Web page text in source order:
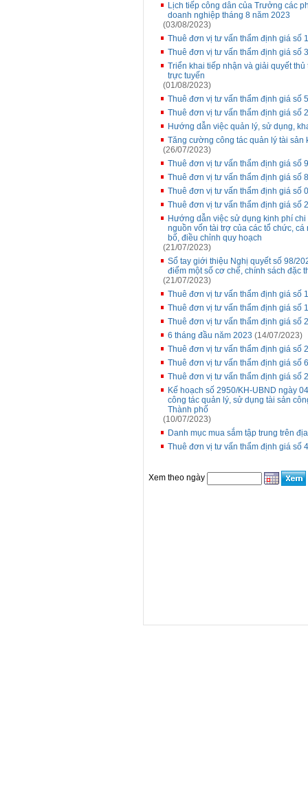
Lịch tiếp công dân của Trưởng các
doanh nghiệp tháng 8 năm 2023
(03/08/2023)
Thuê đơn vị tư vấn thẩm định giá số
Thuê đơn vị tư vấn thẩm định giá số
Triển khai tiếp nhận và giải quyết
trực tuyến
(01/08/2023)
Thuê đơn vị tư vấn thẩm định giá số
Thuê đơn vị tư vấn thẩm định giá số
Hướng dẫn việc quản lý, sử dụng,
Tăng cường công tác quản lý tài
(26/07/2023)
Thuê đơn vị tư vấn thẩm định giá số
Thuê đơn vị tư vấn thẩm định giá số
Thuê đơn vị tư vấn thẩm định giá số
Thuê đơn vị tư vấn thẩm định giá số
Hướng dẫn việc sử dụng kinh phí
nguồn vốn tài trợ của các tổ chức,
bố, điều chỉnh quy hoạch
(21/07/2023)
Sổ tay giới thiệu Nghị quyết số 98/
điểm một số cơ chế, chính sách đặc
(21/07/2023)
Thuê đơn vị tư vấn thẩm định giá số
Thuê đơn vị tư vấn thẩm định giá số
Thuê đơn vị tư vấn thẩm định giá số
6 tháng đầu năm 2023 (14/07/2023)
Thuê đơn vị tư vấn thẩm định giá số
Thuê đơn vị tư vấn thẩm định giá số
Thuê đơn vị tư vấn thẩm định giá số
Kế hoạch số 2950/KH-UBND ngày
công tác quản lý, sử dụng tài sản
Thành phố
(10/07/2023)
Danh mục mua sắm tập trung trên
Thuê đơn vị tư vấn thẩm định giá số
Xem theo ngày